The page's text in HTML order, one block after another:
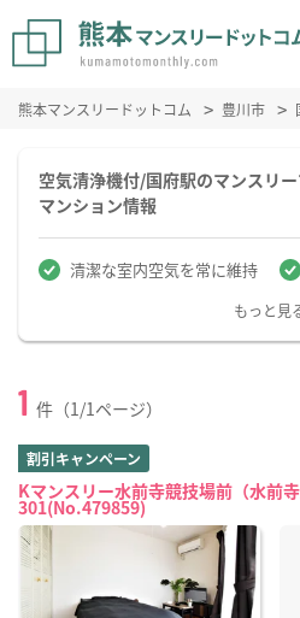
熊本マンスリードットコム 豊川市
空気清浄機付/国府駅のマンスリ
マンション情報
清潔な室内空気を常に維持
もっと見
1 件（1/1ページ）
割引キャンペーン
Kマンスリー水前寺競技場前（水前
301(No.479859)